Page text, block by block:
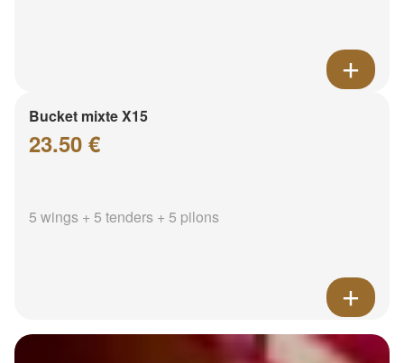
Bucket mixte X15
23.50 €
5 wings + 5 tenders + 5 pilons